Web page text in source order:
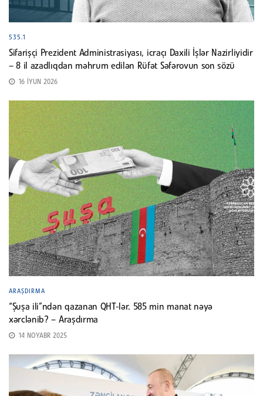
535.1
Sifarişçi Prezident Administrasiyası, icraçı Daxili İşlər Nazirliyidir
– 8 il azadlıqdan məhrum edilən Rüfət Səfərovun son sözü
16 İYUN 2026
ARAŞDIRMA
“Şuşa ili”ndən qazanan QHT-lər. 585 min manat nəyə
xərclənib? – Araşdırma
14 NOYABR 2025